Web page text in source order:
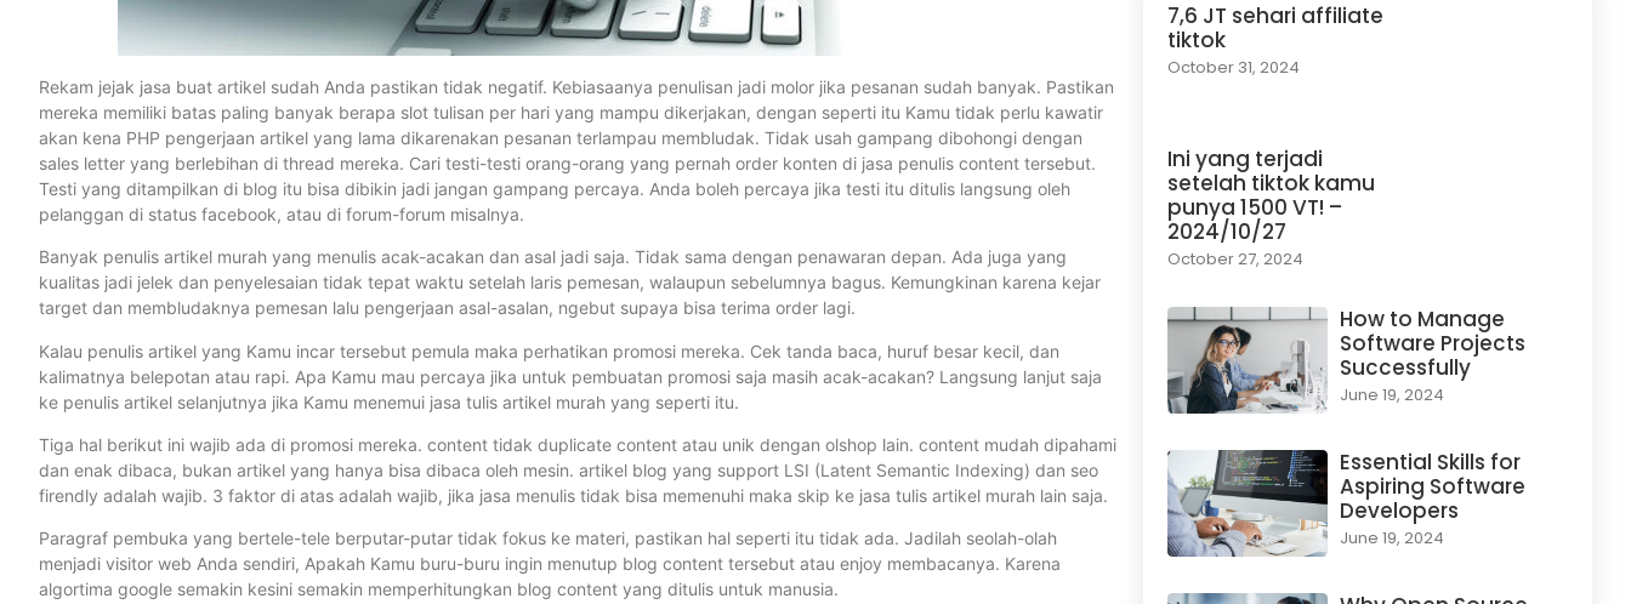
Rekam jejak jasa buat artikel sudah Anda pastikan tidak negatif. Kebiasaanya penulisan jadi molor jika pesanan sudah banyak. Pastikan
mereka memiliki batas paling banyak berapa slot tulisan per hari yang mampu dikerjakan, dengan seperti itu Kamu tidak perlu kawatir
akan kena PHP pengerjaan artikel yang lama dikarenakan pesanan terlampau membludak. Tidak usah gampang dibohongi dengan
sales letter yang berlebihan di thread mereka. Cari testi-testi orang-orang yang pernah order konten di jasa penulis content tersebut.
Testi yang ditampilkan di blog itu bisa dibikin jadi jangan gampang percaya. Anda boleh percaya jika testi itu ditulis langsung oleh
pelanggan di status facebook, atau di forum-forum misalnya.
Banyak penulis artikel murah yang menulis acak-acakan dan asal jadi saja. Tidak sama dengan penawaran depan. Ada juga yang
kualitas jadi jelek dan penyelesaian tidak tepat waktu setelah laris pemesan, walaupun sebelumnya bagus. Kemungkinan karena kejar
target dan membludaknya pemesan lalu pengerjaan asal-asalan, ngebut supaya bisa terima order lagi.
Kalau penulis artikel yang Kamu incar tersebut pemula maka perhatikan promosi mereka. Cek tanda baca, huruf besar kecil, dan
kalimatnya belepotan atau rapi. Apa Kamu mau percaya jika untuk pembuatan promosi saja masih acak-acakan? Langsung lanjut saja
ke penulis artikel selanjutnya jika Kamu menemui jasa tulis artikel murah yang seperti itu.
Tiga hal berikut ini wajib ada di promosi mereka. content tidak duplicate content atau unik dengan olshop lain. content mudah dipahami
dan enak dibaca, bukan artikel yang hanya bisa dibaca oleh mesin. artikel blog yang support LSI (Latent Semantic Indexing) dan seo
firendly adalah wajib. 3 faktor di atas adalah wajib, jika jasa menulis tidak bisa memenuhi maka skip ke jasa tulis artikel murah lain saja.
Paragraf pembuka yang bertele-tele berputar-putar tidak fokus ke materi, pastikan hal seperti itu tidak ada. Jadilah seolah-olah
menjadi visitor web Anda sendiri, Apakah Kamu buru-buru ingin menutup blog content tersebut atau enjoy membacanya. Karena
algortima google semakin kesini semakin memperhitungkan blog content yang ditulis untuk manusia.
7,6 JT sehari affiliate
tiktok
October 31, 2024
Ini yang terjadi
setelah tiktok kamu
punya 1500 VT! –
2024/10/27
October 27, 2024
How to Manage
Software Projects
Successfully
June 19, 2024
Essential Skills for
Aspiring Software
Developers
June 19, 2024